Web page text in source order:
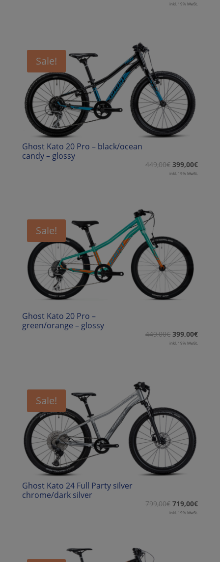
inkl. 19% MwSt.
Sale!
Ghost Kato 20 Pro – black/ocean
candy – glossy
449,00€ 399,00€
inkl. 19% MwSt.
Sale!
Ghost Kato 20 Pro –
green/orange – glossy
449,00€ 399,00€
inkl. 19% MwSt.
Sale!
Ghost Kato 24 Full Party silver
chrome/dark silver
799,00€ 719,00€
inkl. 19% MwSt.